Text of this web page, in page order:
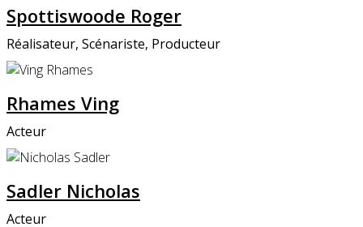
Spottiswoode Roger
Réalisateur, Scénariste, Producteur
Rhames Ving
Acteur
Sadler Nicholas
Acteur